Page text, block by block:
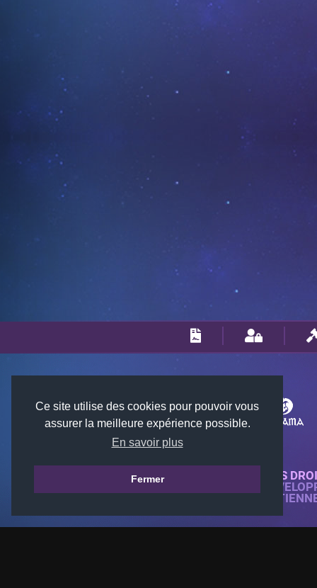
Ce site utilise des cookies pour pouvoir vous
assurer la meilleure expérience possible.
En savoir plus
Fermer
© 2018-2026 KTARENA. TOUS
SITE WEB ENTIÈREMENT
TOUTES LES IMAGES